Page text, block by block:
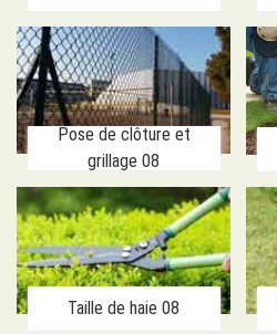
Pose de clôture et
grillage 08
Taille de haie 08